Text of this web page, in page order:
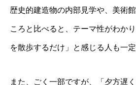
歴史的建造物の内部見学や、美術
ころと比べると、テーマ性がわか
を散歩するだけ」と感じる人も一
また、ごく一部ですが、「夕方遅